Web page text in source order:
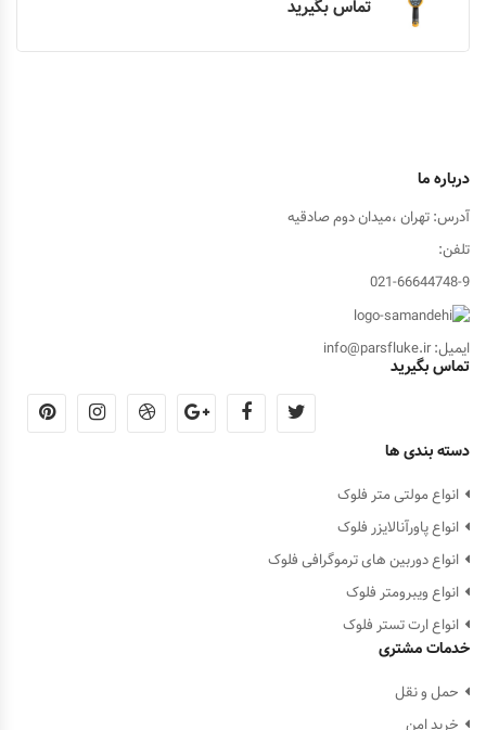
تماس بگیرید
درباره ما
آدرس: تهران ،میدان دوم صادقیه
تلفن:
021-66644748-9
ایمیل: info@parsfluke.ir
تماس بگیرید
دسته بندی ها
انواع مولتی متر فلوک
انواع پاورآنالایزر فلوک
انواع دوربین های ترموگرافی فلوک
انواع ویبرومتر فلوک
انواع ارت تستر فلوک
خدمات مشتری
حمل و نقل
خرید امن